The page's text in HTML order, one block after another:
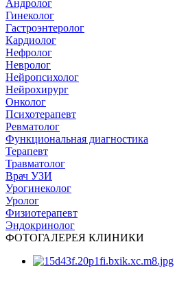
Андролог
Гинеколог
Гастроэнтеролог
Кардиолог
Нефролог
Невролог
Нейропсихолог
Нейрохирург
Онколог
Психотерапевт
Ревматолог
Функциональная диагностика
Терапевт
Травматолог
Врач УЗИ
Урогинеколог
Уролог
Физиотерапевт
Эндокринолог
ФОТОГАЛЕРЕЯ КЛИНИКИ